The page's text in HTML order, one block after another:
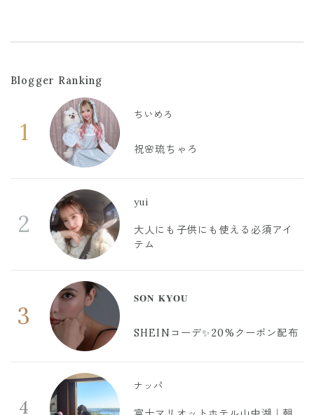
Blogger Ranking
1
ちいめろ
祝🌸琉ちゃろ
2
yui
大人にも子供にも使える必須アイ
テム
3
𝐒𝐎𝐍 𝐊𝐘𝐎𝐔
SHEINコーデ✨20%クーポン配布
4
ナッパ